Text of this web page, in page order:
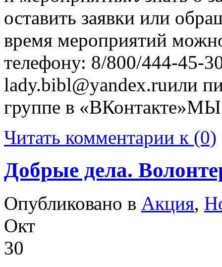
оставить заявки или
время мероприятий
телефону: 8/800/444-45-
lady.bibl@yandex.ruили
группе в
Читать комментарии к (0)
Добрые дела.
Опубликовано в Акция,
Окт
30